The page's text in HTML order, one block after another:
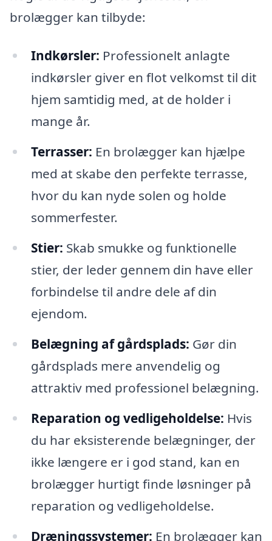
brolægger kan tilbyde:
Indkørsler: Professionelt anlagte
indkørsler giver en flot velkomst til dit
hjem samtidig med, at de holder i
mange år.
Terrasser: En brolægger kan hjælpe
med at skabe den perfekte terrasse,
hvor du kan nyde solen og holde
sommerfester.
Stier: Skab smukke og funktionelle
stier, der leder gennem din have eller
forbindelse til andre dele af din
ejendom.
Belægning af gårdsplads: Gør din
gårdsplads mere anvendelig og
attraktiv med professionel belægning.
Reparation og vedligeholdelse: Hvis
du har eksisterende belægninger, der
ikke længere er i god stand, kan en
brolægger hurtigt finde løsninger på
reparation og vedligeholdelse.
Dræningssystemer: En brolægger kan